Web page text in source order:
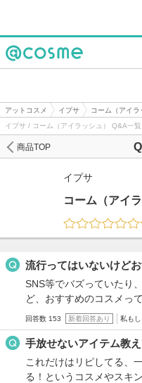
アットコスメ イプサ コーム（アイラ
イプサ / コーム（アイラッシュ） Q&A一覧
商品TOP
イプサ
コーム（アイラ
流行ってはいないけど
SNS等でバズっていたり
ど、おすすめのコスメっ
回答数 153 新着回答あり 私も
手放せないアイテム教
これだけはリピしてる、
る！というコスメやスキ